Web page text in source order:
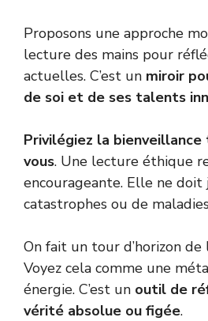
Proposons une approche
lecture des mains pour
actuelles. C’est un miroir
de soi et de ses talents
Privilégiez la
vous. Une lecture éthique
encourageante. Elle ne doit
catastrophes ou de
On fait un tour d’horizon de
Voyez cela comme une
énergie. C’est un outil de
vérité absolue ou figée.